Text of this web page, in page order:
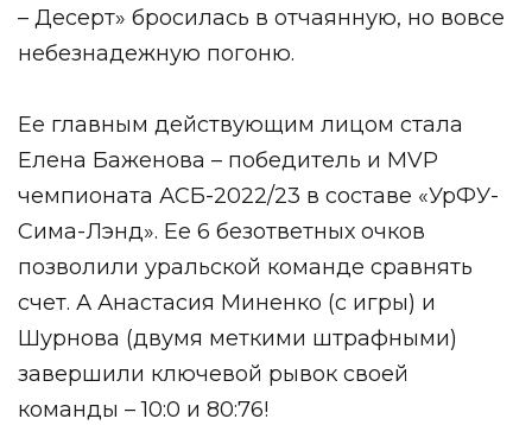
– Десерт» бросилась в отчаянную, но вовсе
небезнадежную погоню.
Ее главным действующим лицом стала
Елена Баженова – победитель и MVP
чемпионата АСБ-2022/23 в составе «УрФУ-
Сима-Лэнд». Ее 6 безответных очков
позволили уральской команде сравнять
счет. А Анастасия Миненко (с игры) и
Шурнова (двумя меткими штрафными)
завершили ключевой рывок своей
команды – 10:0 и 80:76!